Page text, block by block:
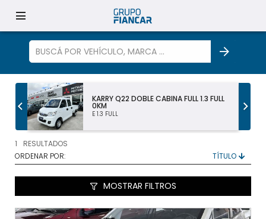
TODOS LOS VEHÍCULOS
AUTOS Y SUV
PICKUP Y DOBLE CABINA
UTILITARIOS Y CAMIONES
KARRY Q22 DOBLE CABINA FULL 1.3 FULL
0KM
E 1.3 FULL
1
RESULTADOS
ORDENAR POR:
MOSTRAR FILTROS